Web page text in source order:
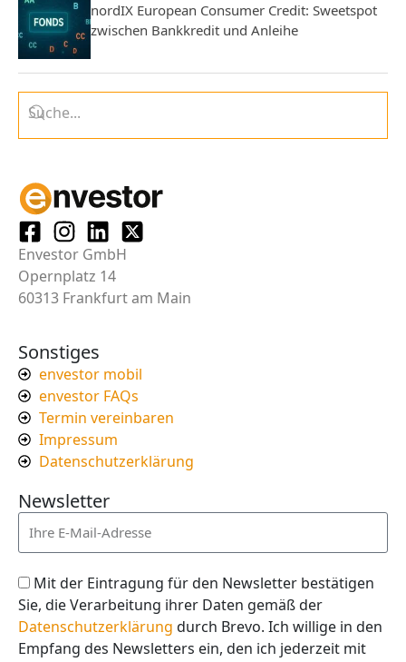
nordIX European Consumer Credit: Sweetspot
zwischen Bankkredit und Anleihe
Envestor GmbH
Opernplatz 14
60313 Frankfurt am Main
Sonstiges
envestor mobil
envestor FAQs
Termin vereinbaren
Impressum
Datenschutzerklärung
Newsletter
Mit der Eintragung für den Newsletter bestätigen
Sie, die Verarbeitung ihrer Daten gemäß der
Datenschutzerklärung durch Brevo. Ich willige in den
Empfang des Newsletters ein, den ich jederzeit mit